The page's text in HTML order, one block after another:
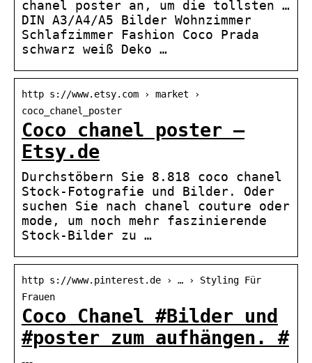
chanel poster an, um die tollsten …
DIN A3/A4/A5 Bilder Wohnzimmer
Schlafzimmer Fashion Coco Prada
schwarz weiß Deko …
http s://www.etsy.com › market ›
coco_chanel_poster
Coco chanel poster –
Etsy.de
Durchstöbern Sie 8.818 coco chanel
Stock-Fotografie und Bilder. Oder
suchen Sie nach chanel couture oder
mode, um noch mehr faszinierende
Stock-Bilder zu …
http s://www.pinterest.de › … › Styling Für
Frauen
Coco Chanel #Bilder und
#poster zum aufhängen. #